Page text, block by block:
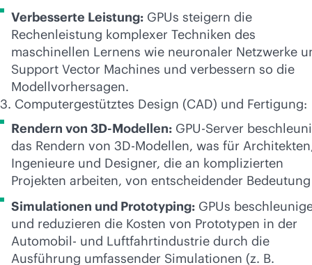
Verbesserte Leistung: GPUs steigern die
Rechenleistung komplexer Techniken des
maschinellen Lernens wie neuronaler Netzwerke
Support Vector Machines und verbessern so die
Modellvorhersagen.
3. Computergestütztes Design (CAD) und Fertigung:
Rendern von 3D-Modellen: GPU-Server
das Rendern von 3D-Modellen, was für
Ingenieure und Designer, die an komplizierten
Projekten arbeiten, von entscheidender
Simulationen und Prototyping: GPUs
und reduzieren die Kosten von Prototypen in der
Automobil- und Luftfahrtindustrie durch die
Ausführung umfassender Simulationen (z. B.